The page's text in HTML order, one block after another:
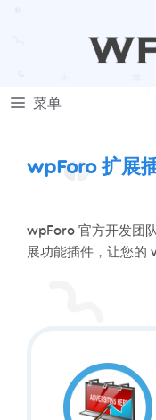
菜单
wpForo 扩展
wpForo 官方开发团
展功能插件，让您的